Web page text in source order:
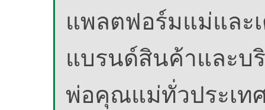
แพลตฟอร์มแม่และ
แบรนด์สินค้าและบ
พ่อคุณแม่ทั่วประเท